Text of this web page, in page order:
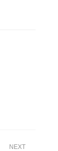
NEXT